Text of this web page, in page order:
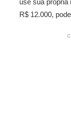
use sua própria
R$ 12.000,